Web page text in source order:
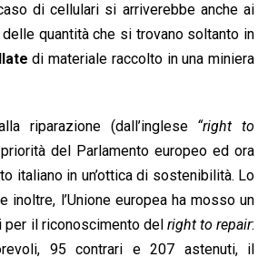
di cellulari si arriverebbe anche ai
delle quantità che si trovano soltanto in
di materiale raccolto in una miniera
riparazione (dall’inglese “right to
del Parlamento europeo ed ora
italiano in un’ottica di sostenibilità. Lo
inoltre, l’Unione europea ha mosso un
il riconoscimento del right to repair:
95 contrari e 207 astenuti, il